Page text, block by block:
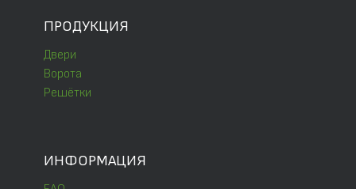
ПРОДУКЦИЯ
Двери
Ворота
Решётки
ИНФОРМАЦИЯ